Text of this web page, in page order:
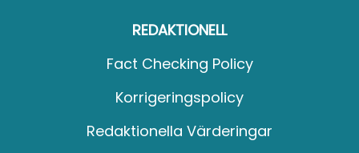
REDAKTIONELL
Fact Checking Policy
Korrigeringspolicy
Redaktionella Värderingar